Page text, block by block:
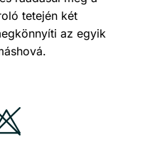
tetején két
az egyik